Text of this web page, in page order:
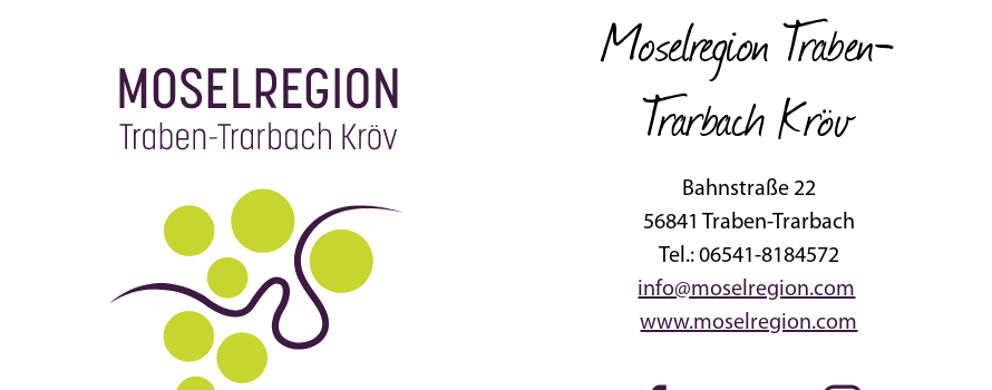
Moselregion Traben-
Trarbach Kröv
Bahnstraße 22
56841 Traben-Trarbach
Tel.: 06541-8184572
info@moselregion.com
www.moselregion.com